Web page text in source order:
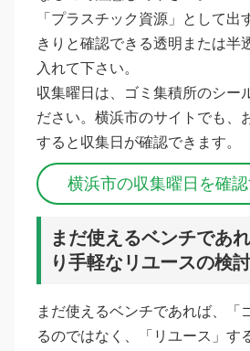
「プラスチック資源」として出
きりと確認できる透明または半
入れて下さい。
収集曜日は、ゴミ集積所のシー
ださい。横浜市のサイトでも、
すると収集日が確認できます。
横浜市の収集曜日を確
まだ使えるベンチであ
り手軽なリユースの検討
まだ使えるベンチであれば、「
るのではなく、「リユース」す